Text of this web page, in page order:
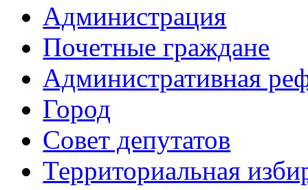
Администрация
Почетные граждане
Административная
Город
Совет депутатов
Территориальная